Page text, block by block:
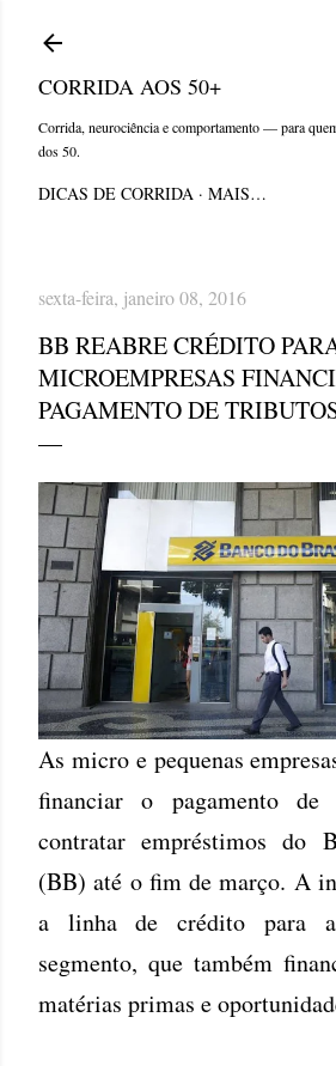
CORRIDA AOS 50+
Corrida, neurociência e comportamento — para
dos 50.
DICAS DE CORRIDA MAIS…
sexta-feira, janeiro 08, 2016
BB REABRE CRÉDITO
MICROEMPRESAS
PAGAMENTO DE
As micro e pequenas
financiar o pagamento de
contratar empréstimos do
(BB) até o fim de março. A
a linha de crédito para
segmento, que também
matérias primas e